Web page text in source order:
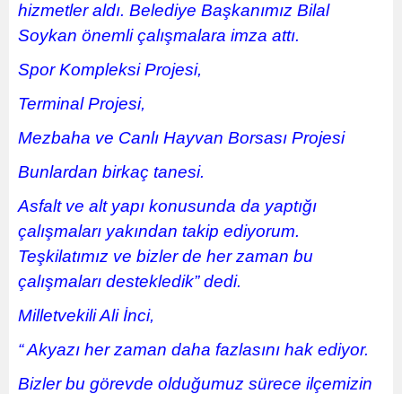
hizmetler aldı. Belediye Başkanımız Bilal
Soykan önemli çalışmalara imza attı.
Spor Kompleksi Projesi,
Terminal Projesi,
Mezbaha ve Canlı Hayvan Borsası Projesi
Bunlardan birkaç tanesi.
Asfalt ve alt yapı konusunda da yaptığı
çalışmaları yakından takip ediyorum.
Teşkilatımız ve bizler de her zaman bu
çalışmaları destekledik” dedi.
Milletvekili Ali İnci,
“ Akyazı her zaman daha fazlasını hak ediyor.
Bizler bu görevde olduğumuz sürece ilçemizin